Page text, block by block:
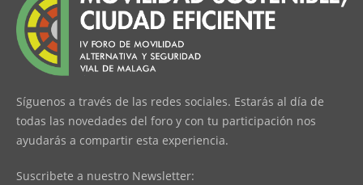
Síguenos a través de las redes sociales. Estarás al día de
todas las novedades del foro y con tu participación nos
ayudarás a compartir esta experiencia.
Suscribete a nuestro Newsletter: